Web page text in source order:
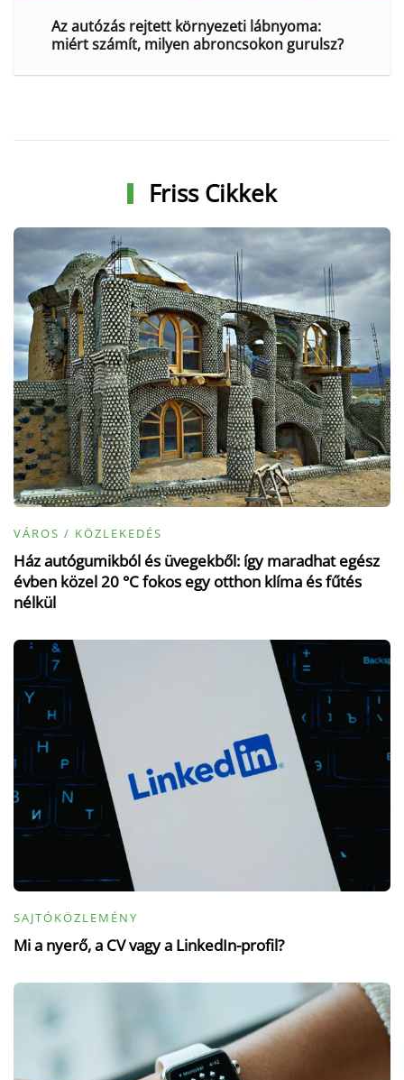
Az autózás rejtett környezeti lábnyoma:
miért számít, milyen abroncsokon gurulsz?
Friss Cikkek
VÁROS / KÖZLEKEDÉS
Ház autógumikból és üvegekből: így maradhat egész
évben közel 20 °C fokos egy otthon klíma és fűtés
nélkül
SAJTÓKÖZLEMÉNY
Mi a nyerő, a CV vagy a LinkedIn-profil?